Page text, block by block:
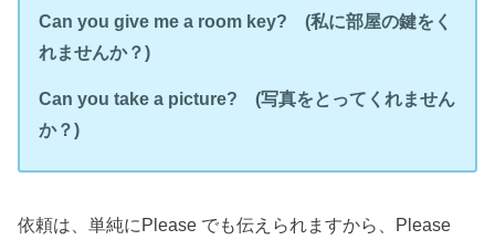
Can you give me a room key? (私に部屋の鍵をく
れませんか？)
Can you take a picture? (写真をとってくれません
か？)
依頼は、単純にPlease でも伝えられますから、Please